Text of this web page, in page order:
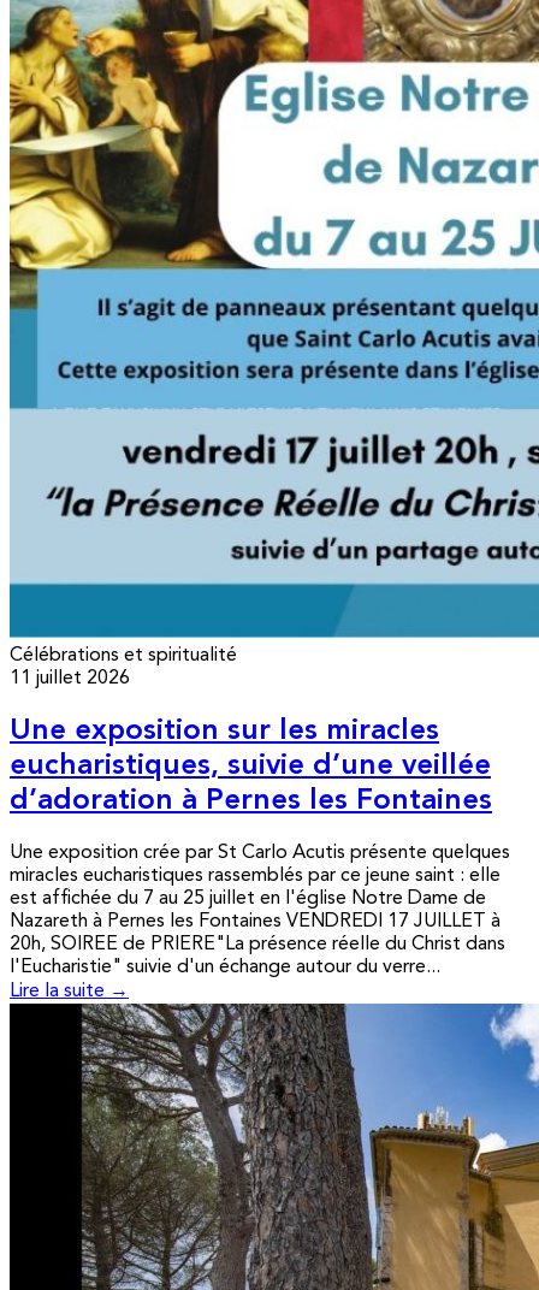
Célébrations et spiritualité
11 juillet 2026
Une exposition sur les miracles
eucharistiques, suivie d’une veillée
d’adoration à Pernes les Fontaines
Une exposition crée par St Carlo Acutis présente quelques
miracles eucharistiques rassemblés par ce jeune saint : elle
est affichée du 7 au 25 juillet en l'église Notre Dame de
Nazareth à Pernes les Fontaines VENDREDI 17 JUILLET à
20h, SOIREE de PRIERE"La présence réelle du Christ dans
l'Eucharistie" suivie d'un échange autour du verre...
Lire la suite →